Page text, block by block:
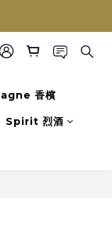
香檳
Spirit 烈酒